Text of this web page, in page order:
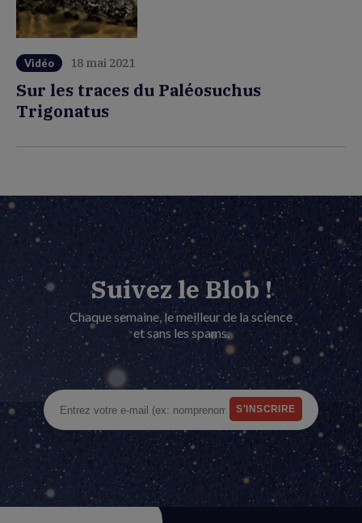
Vidéo 18 mai 2021
Sur les traces du Paléosuchus
Trigonatus
Suivez le Blob !
Chaque semaine, le meilleur de la science
et sans les spams.